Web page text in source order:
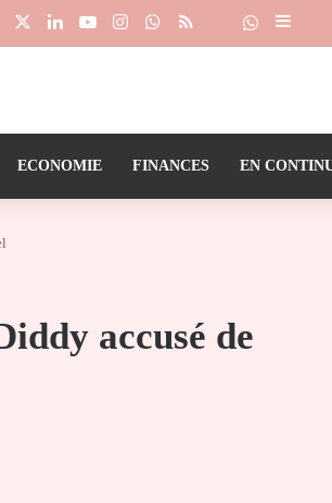
LinkedinYouTubeInstagramWhatsApp
RSS Dailymotion
Suivre la
ECONOMIE FINANCES EN
accusé de